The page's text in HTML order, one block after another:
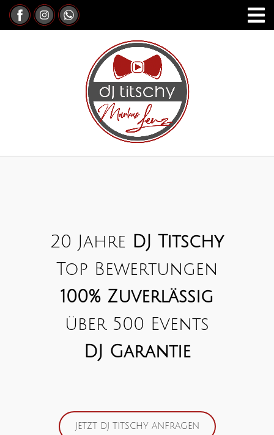
20 Jahre DJ Titschy
Top Bewertungen
100% Zuverlässig
über 500 Events
DJ Garantie
JETZT DJ TITSCHY ANFRAGEN